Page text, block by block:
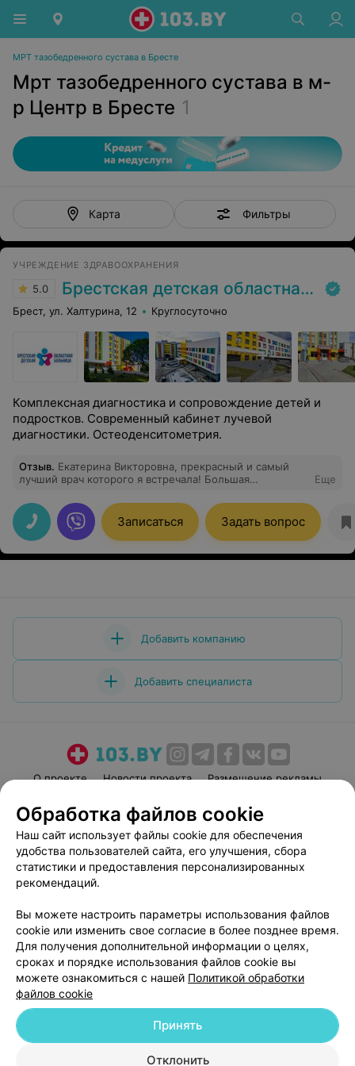
МРТ тазобедренного сустава в Бресте
Мрт тазобедренного сустава в м-
р Центр в Бресте 1
Карта Фильтры
УЧРЕЖДЕНИЕ ЗДРАВООХРАНЕНИЯ
5.0 Брестская детская областная больница
Брест, ул. Халтурина, 12 Круглосуточно
Комплексная диагностика и сопровождение детей и
подростков. Современный кабинет лучевой
диагностики. Остеоденситометрия.
Отзыв. Екатерина Викторовна, прекрасный и самый
лучший врач которого я встречала! Большая
лечение моих детей!
Еще
Записаться Задать вопрос
Добавить компанию
Добавить специалиста
О проекте Новости проекта
Размещение рекламы
Пользовательское соглашение
Способы оплаты
Вакансии
Партнеры
Написать руководителю 103.by
Персональные настройки cookie
Обработка персональных данных
© 2026 ООО «Артокс Лаб», УНП 191700409| 220012, Республика Беларусь,
г. Минск, улица Толбухина, 2, пом. 16 | help@103.by
Обработка файлов cookie
Наш сайт использует файлы cookie для обеспечения
удобства пользователей сайта, его улучшения, сбора
статистики и предоставления персонализированных
рекомендаций.
Вы можете настроить параметры использования файлов
cookie или изменить свое согласие в более позднее время.
Для получения дополнительной информации о целях,
сроках и порядке использования файлов cookie вы
можете ознакомиться с нашей Политикой обработки
файлов cookie
Отклонить
Принять